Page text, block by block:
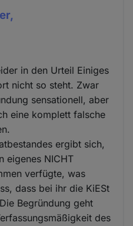
in den Urteil Einiges
nicht so steht. Zwar
sensationell, aber
eine komplett falsche
ergibt sich,
eigenes NICHT
verfügte, was
dass bei ihr die KiESt
Begründung geht
des